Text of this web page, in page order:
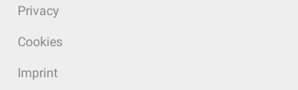
Privacy
Cookies
Imprint